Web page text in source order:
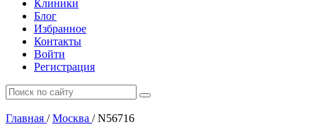
Клиники
Блог
Избранное
Контакты
Войти
Регистрация
Главная / Москва /N56716